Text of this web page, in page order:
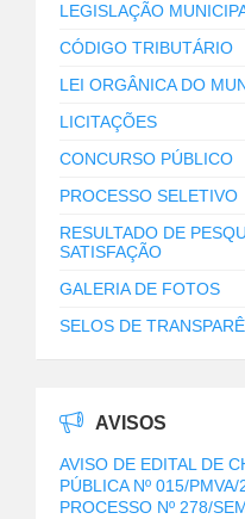
LEGISLAÇÃO
CÓDIGO TRIBUTÁRIO
LEI ORGÂNICA DO
LICITAÇÕES
CONCURSO PÚBLICO
PROCESSO SELETIVO
RESULTADO DE
SATISFAÇÃO
GALERIA DE FOTOS
SELOS DE
AVISOS
AVISO DE EDITAL DE
PÚBLICA Nº 015/PMVA/
PROCESSO Nº 278/